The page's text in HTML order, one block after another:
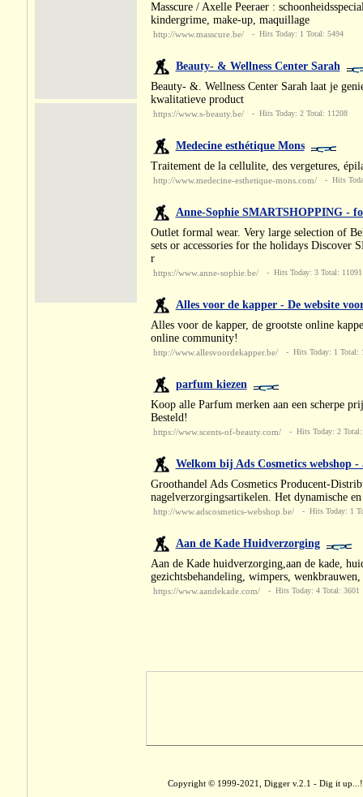
Masscure / Axelle Peeraer :
kindergrime, make-up, maquillage
http://www.masscure.be/ - Hits Today: 1 Total: 5494
Beauty- & Wellness Center Sarah
Beauty- &. Wellness Center Sarah laat je
kwalitatieve product
https://www.s-beauty.be/ - Hits Today: 2 Total: 11208
Medecine esthétique Mons
Traitement de la cellulite, des vergetures,
http://www.medecine-esthetique-mons.com/ - Hits
Anne-Sophie SMARTSHOPPING -
Outlet formal wear. Very large selection of
sets or accessories for the holidays Discover
r
https://www.anne-sophie.be/ - Hits Today: 3 Total: 11091
Alles voor de kapper - De website
Alles voor de kapper, de grootste online
online community!
http://www.allesvoordekapper.be/ - Hits Today: 1 Total:
parfum kiezen
Koop alle Parfum merken aan een scherpe
Besteld!
https://www.scents-of-beauty.com/ - Hits Today: 2 Total:
Welkom bij Ads Cosmetics webshop -
Groothandel Ads Cosmetics Producent-
nagelverzorgingsartikelen. Het dynamische
http://www.adscosmetics-webshop.be/ - Hits Today: 1
Aan de Kade Huidverzorging
Aan de Kade huidverzorging,aan de kade,
gezichtsbehandeling, wimpers,
https://www.aandekade.com/ - Hits Today: 4 Total: 3601
Copyright © 1999-2021, Digger v.2.1 - Dig it